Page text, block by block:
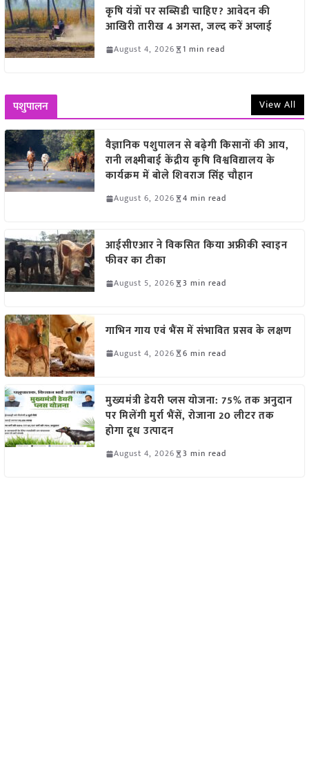
कृषि यंत्रों पर सब्सिडी चाहिए? आवेदन की
आखिरी तारीख 4 अगस्त, जल्द करें अप्लाई
August 4, 2026 1 min read
पशुपालन View All
वैज्ञानिक पशुपालन से बढ़ेगी किसानों की आय,
रानी लक्ष्मीबाई केंद्रीय कृषि विश्वविद्यालय के
कार्यक्रम में बोले शिवराज सिंह चौहान
August 6, 2026 4 min read
आईसीएआर ने विकसित किया अफ्रीकी स्वाइन
फीवर का टीका
August 5, 2026 3 min read
गाभिन गाय एवं भैंस में संभावित प्रसव के लक्षण
August 4, 2026 6 min read
मुख्यमंत्री डेयरी प्लस योजना: 75% तक अनुदान
पर मिलेंगी मुर्रा भैंसें, रोजाना 20 लीटर तक
होगा दूध उत्पादन
August 4, 2026 3 min read